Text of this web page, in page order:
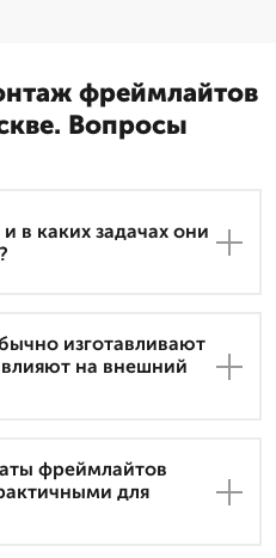
фреймлайтов
Вопросы
в каких задачах они
изготавливают
на внешний
фреймлайтов
для